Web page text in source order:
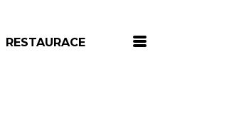
RESTAURACE